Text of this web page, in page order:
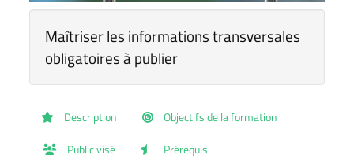
Maîtriser les informations transversales
obligatoires à publier
Description
Objectifs de la formation
Public visé
Prérequis